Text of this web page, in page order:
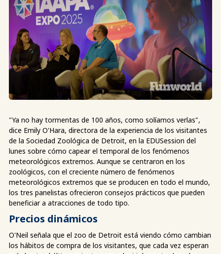
"Ya no hay tormentas de 100 años, como solíamos verlas",
dice Emily O'Hara, directora de la experiencia de los visitantes
de la Sociedad Zoológica de Detroit, en la EDUSession del
lunes sobre cómo capear el temporal de los fenómenos
meteorológicos extremos. Aunque se centraron en los
zoológicos, con el creciente número de fenómenos
meteorológicos extremos que se producen en todo el mundo,
los tres panelistas ofrecieron consejos prácticos que pueden
beneficiar a atracciones de todo tipo.
Precios dinámicos
O'Neil señala que el zoo de Detroit está viendo cómo cambian
los hábitos de compra de los visitantes, que cada vez esperan